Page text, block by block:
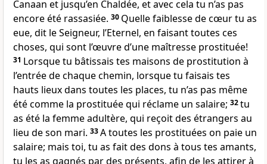
Canaan et jusqu’en Chaldée, et avec cela tu n’as pas
encore été rassasiée. 30 Quelle faiblesse de cœur tu as
eue, dit le Seigneur, l’Eternel, en faisant toutes ces
choses, qui sont l’œuvre d’une maîtresse prostituée!
31 Lorsque tu bâtissais tes maisons de prostitution à
l’entrée de chaque chemin, lorsque tu faisais tes
hauts lieux dans toutes les places, tu n’as pas même
été comme la prostituée qui réclame un salaire; 32tu
as été la femme adultère, qui reçoit des étrangers au
lieu de son mari. 33A toutes les prostituées on paie un
salaire; mais toi, tu as fait des dons à tous tes amants,
tu les as gagnés par des présents, afin de les attirer à